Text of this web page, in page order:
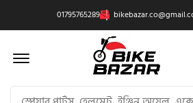
01795765289
Offcanvas Menu Open